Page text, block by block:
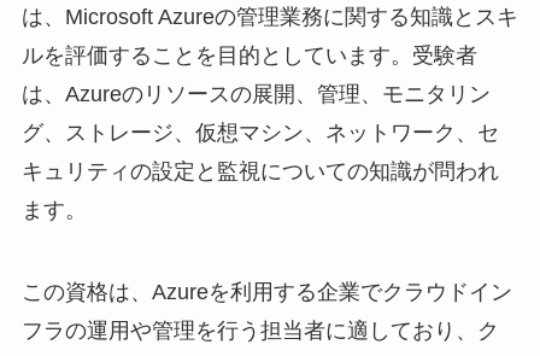
は、Microsoft Azureの管理業務に関する知識とスキ
ルを評価することを目的としています。受験者
は、Azureのリソースの展開、管理、モニタリン
グ、ストレージ、仮想マシン、ネットワーク、セ
キュリティの設定と監視についての知識が問われ
ます。
この資格は、Azureを利用する企業でクラウドイン
フラの運用や管理を行う担当者に適しており、ク